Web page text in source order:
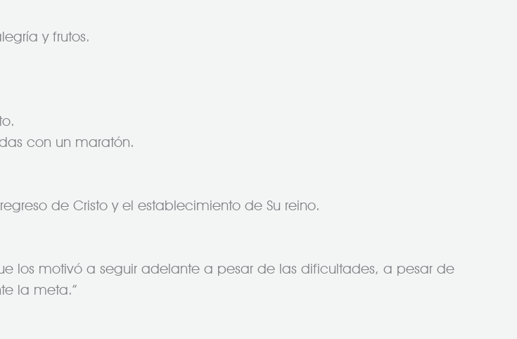
y frutos.
con un maratón.
de Cristo y el establecimiento de Su reino.
los motivó a seguir adelante a pesar de las dificultades, a pesar de
la meta.”